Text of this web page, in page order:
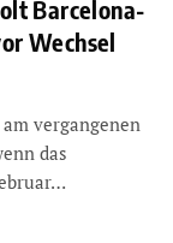
Barcelona-
Wechsel
vergangenen
das